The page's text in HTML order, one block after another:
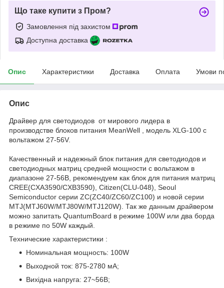
Що таке купити з Пром?
Замовлення під захистом
Доступна доставка
Опис Характеристики Доставка Оплата Умови
Опис
Драйвер для светодиодов от мирового лидера в
производстве блоков питания MeanWell , модель XLG-100 с
вольтажом 27-56V.
Качественный и надежный блок питания для светодиодов и
светодиодных матриц средней мощности c вольтажом в
диапазоне 27-56В, рекомендуем как блок для питания матриц
CREE(CXA3590/CXB3590), Citizen(CLU-048), Seoul
Semiconductor серии ZC(ZC40/ZC60/ZC100) и новой серии
MTJ(MTJ60W/MTJ80W/MTJ120W). Так же данным драйвером
можно запитать QuantumBoard в режиме 100W или два борда
в режиме по 50W каждый.
Технические характеристики :
Номинальная мощность: 100W
Выходной ток: 875-2780 мА;
Вихідна напруга: 27~56В;